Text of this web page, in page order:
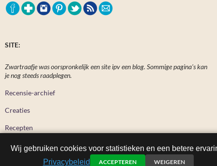
SITE:
Zwartraafje was oorspronkelijk een site ipv een blog. Sommige pagina's kan
je nog steeds raadplegen.
Recensie-archief
Creaties
Recepten
Wij gebruiken cookies voor statistieken en een betere
Privacybeleid
ACCEPTEREN WEIGEREN